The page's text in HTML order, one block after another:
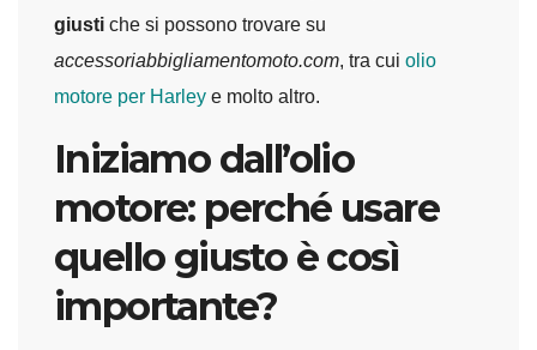
giusti che si possono trovare su
accessoriabbigliamentomoto.com, tra cui olio
motore per Harley e molto altro.
Iniziamo dall’olio
motore: perché usare
quello giusto è così
importante?